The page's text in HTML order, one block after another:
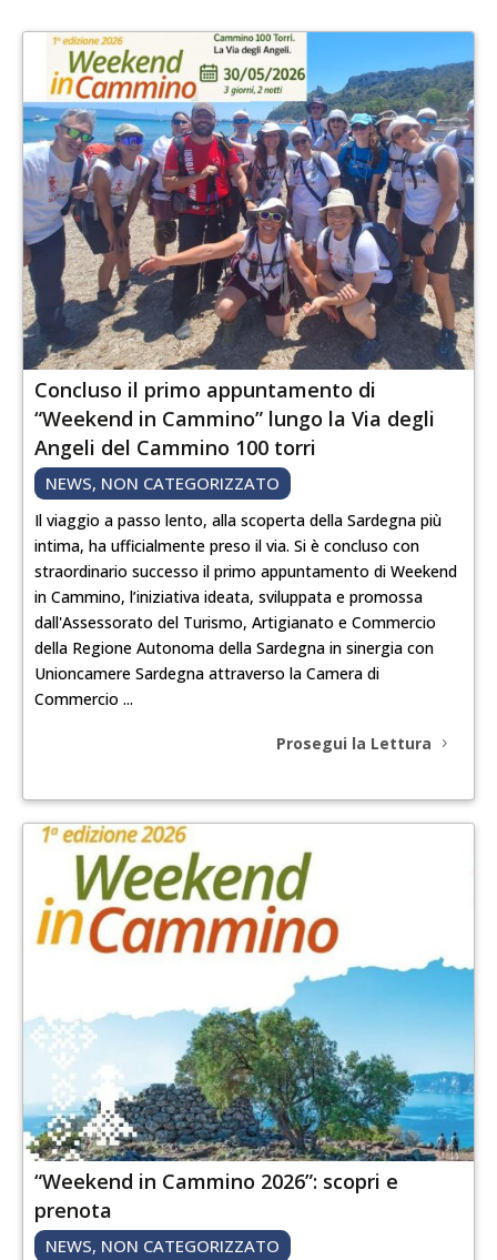
Concluso il primo appuntamento di
“Weekend in Cammino” lungo la Via degli
Angeli del Cammino 100 torri
NEWS, NON CATEGORIZZATO
Il viaggio a passo lento, alla scoperta della Sardegna più
intima, ha ufficialmente preso il via. Si è concluso con
straordinario successo il primo appuntamento di Weekend
in Cammino, l’iniziativa ideata, sviluppata e promossa
dall'Assessorato del Turismo, Artigianato e Commercio
della Regione Autonoma della Sardegna in sinergia con
Unioncamere Sardegna attraverso la Camera di
Commercio ...
Prosegui la Lettura
“Weekend in Cammino 2026”: scopri e
prenota
NEWS, NON CATEGORIZZATO